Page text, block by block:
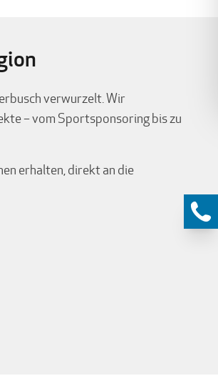
verwurzelt. Wir
– vom Sportsponsoring bis zu
erhalten, direkt an die